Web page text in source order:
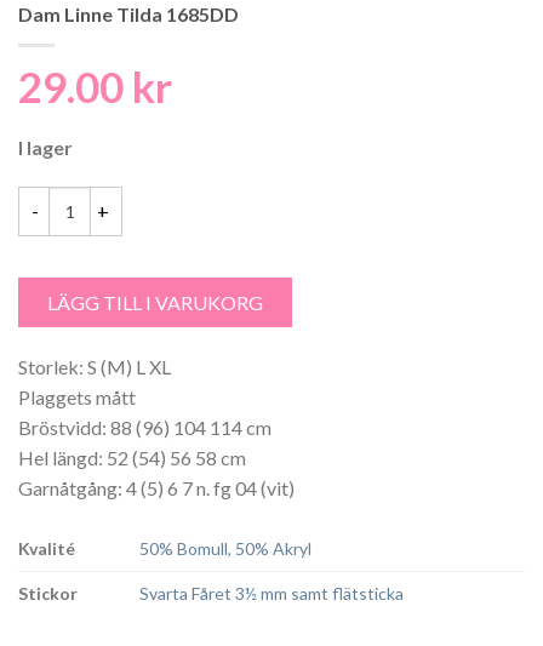
Dam Linne Tilda 1685DD
29.00 kr
I lager
LÄGG TILL I VARUKORG
Storlek: S (M) L XL
Plaggets mått
Bröstvidd: 88 (96) 104 114 cm
Hel längd: 52 (54) 56 58 cm
Garnåtgång: 4 (5) 6 7 n. fg 04 (vit)
Kvalité 50% Bomull, 50% Akryl
Stickor Svarta Fåret 3½ mm samt flätsticka